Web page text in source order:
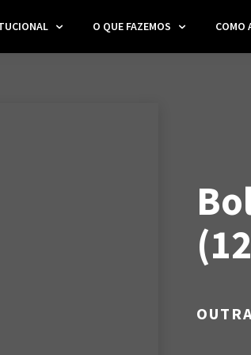
O QUE FAZEMOS COMO